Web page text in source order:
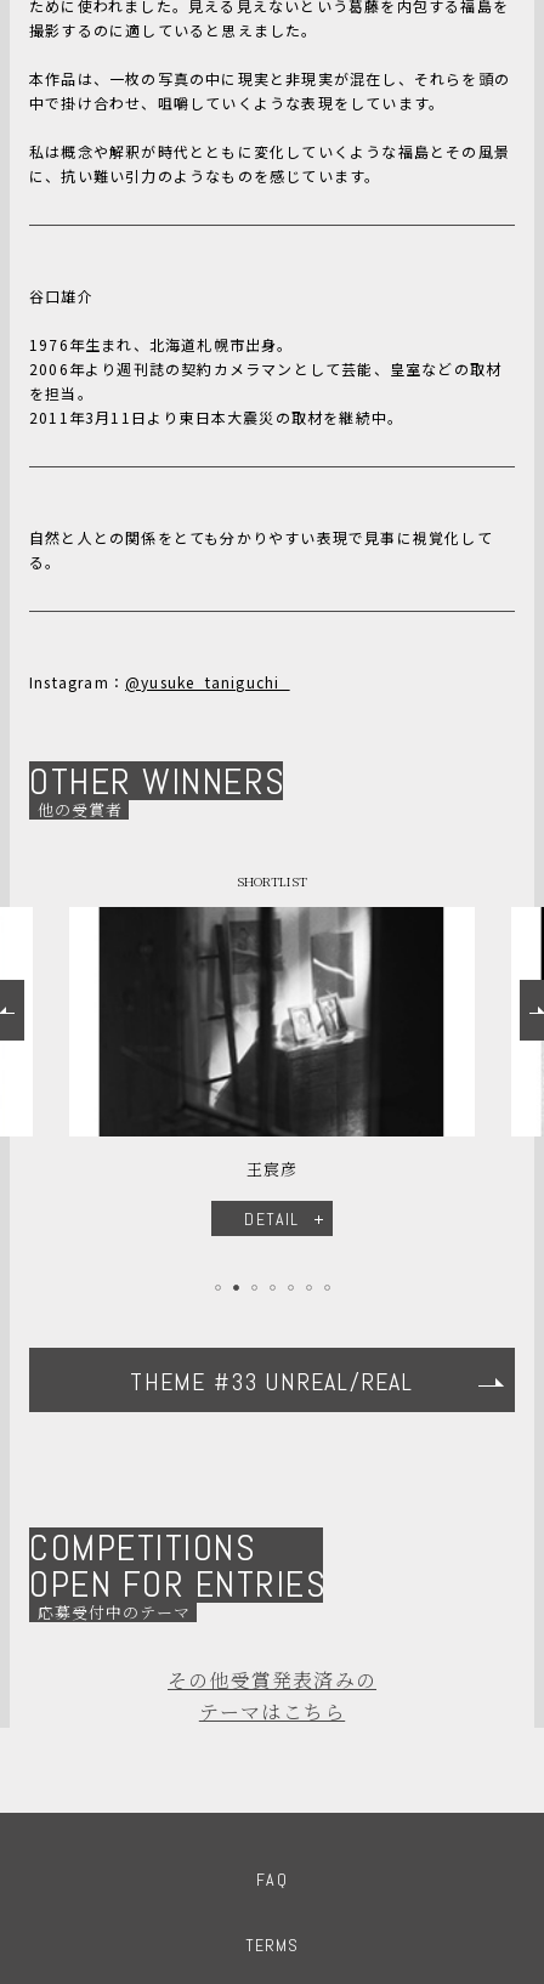
ために使われました。見える見えないという葛藤を内包する福島を
撮影するのに適していると思えました。
本作品は、一枚の写真の中に現実と非現実が混在し、それらを頭の
中で掛け合わせ、咀嚼していくような表現をしています。
私は概念や解釈が時代とともに変化していくような福島とその風景
に、抗い難い引力のようなものを感じています。
谷口雄介
1976年生まれ、北海道札幌市出身。
2006年より週刊誌の契約カメラマンとして芸能、皇室などの取材
を担当。
2011年3月11日より東日本大震災の取材を継続中。
自然と人との関係をとても分かりやすい表現で見事に視覚化して
る。
Instagram： @yusuke_taniguchi_
OTHER WINNERS
他の受賞者
SHORTLIST
王宸彦
DETAIL
THEME #33 UNREAL/REAL
COMPETITIONS
OPEN FOR ENTRIES
応募受付中のテーマ
その他受賞発表済みの
テーマはこちら
FAQ
TERMS